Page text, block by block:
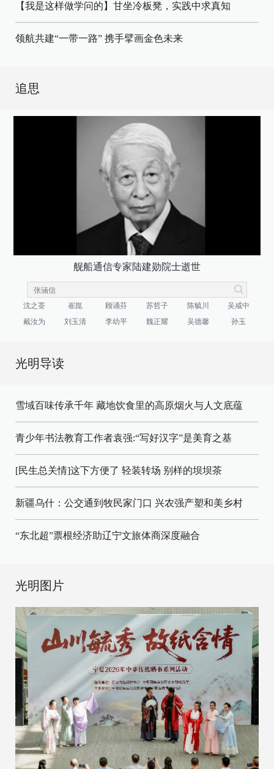
【我是这样做学问的】甘坐冷板凳，实践中求真知
领航共建“一带一路” 携手擘画金色未来
追思
舰船通信专家陆建勋院士逝世
沈之荃 崔崑 顾诵芬 苏哲子 陈毓川
吴咸中
戴汝为
刘玉清 李幼平 魏正耀 吴德馨 孙玉
光明导读
雪域百味传承千年 藏地饮食里的高原烟火与人文底蕴
青少年书法教育工作者袁强:“写好汉字”是美育之基
[民生总关情]这下方便了 轻装转场 别样的坝坝茶
新疆乌什：公交通到牧民家门口 兴农强产塑和美乡村
“东北超”票根经济助辽宁文旅体商深度融合
光明图片